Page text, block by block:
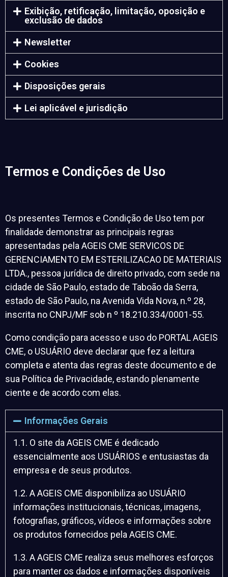
Exibição, retificação, limitação, oposição e
exclusão de dados
Newsletter
Cookies
Disposições gerais
Lei aplicável e jurisdição
Termos e Condições de Uso
Os presentes Termos e Condição de Uso tem por
finalidade demonstrar as principais regras
apresentadas pela AGEIS CME SERVICOS DE
GERENCIAMENTO EM ESTERILIZACAO DE MATERIAIS
LTDA., pessoa jurídica de direito privado, com sede na
cidade de São Paulo, estado de Taboão da Serra,
estado de São Paulo, na Avenida Vida Nova, n.º 28,
inscrita no CNPJ/MF sob n º 18.210.334/0001-55.
Como condição para acesso e uso do PORTAL AGEIS
CME, o USUÁRIO deve declarar que fez a leitura
completa e atenta das regras deste documento e de
sua Política de Privacidade, estando plenamente
ciente e de acordo com elas.
Informações Gerais
1.1. O site da AGEIS CME é dedicado
essencialmente aos USUÁRIOS e entusiastas da
empresa e de seus produtos.
1.2. A AGEIS CME disponibiliza ao USUÁRIO
informações institucionais, técnicas, imagens,
fotografias, gráficos, vídeos e informações sobre
os produtos fornecidos pela AGEIS CME.
1.3. A AGEIS CME realiza seus melhores esforços
para manter os dados e informações disponíveis